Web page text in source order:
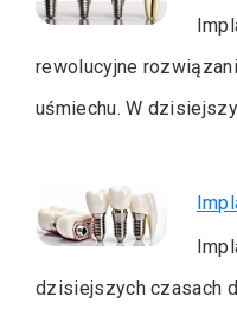
rewolucyjne
uśmiechu. W
dzisiejszych czasach